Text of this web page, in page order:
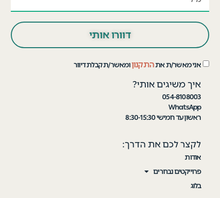
לקצר לכם את הדרך:
אודות
פרוייקטים נבחרים
בלוג
איך משיגים אותי?
054-8108003
WhatsApp
ראשון עד חמישי 8:30-15:30
אני מאשר/ת אתהתקנוןומאשר/ת קבלת דיוור
דוורו אותי